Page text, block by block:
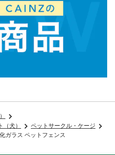
犬）
ペットサークル・ケージ
ガラス ペットフェンス